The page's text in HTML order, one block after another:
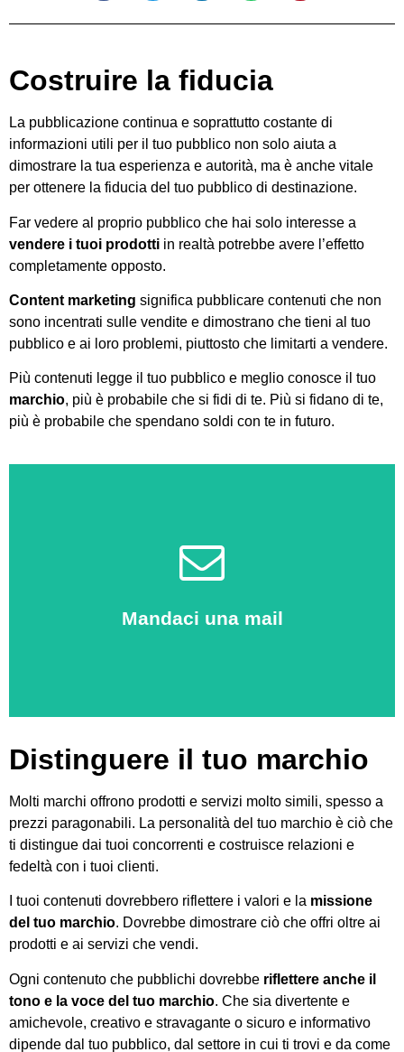
Costruire la fiducia
La pubblicazione continua e soprattutto costante di
informazioni utili per il tuo pubblico non solo aiuta a
dimostrare la tua esperienza e autorità, ma è anche vitale
per ottenere la fiducia del tuo pubblico di destinazione.
Far vedere al proprio pubblico che hai solo interesse a
vendere i tuoi prodotti in realtà potrebbe avere l’effetto
completamente opposto.
Content marketing significa pubblicare contenuti che non
sono incentrati sulle vendite e dimostrano che tieni al tuo
pubblico e ai loro problemi, piuttosto che limitarti a vendere.
Più contenuti legge il tuo pubblico e meglio conosce il tuo
marchio, più è probabile che si fidi di te. Più si fidano di te,
più è probabile che spendano soldi con te in futuro.
Mandaci una mail
Saremo felici di aiutarti!
Clicca qui
Distinguere il tuo marchio
Molti marchi offrono prodotti e servizi molto simili, spesso a
prezzi paragonabili. La personalità del tuo marchio è ciò che
ti distingue dai tuoi concorrenti e costruisce relazioni e
fedeltà con i tuoi clienti.
I tuoi contenuti dovrebbero riflettere i valori e la missione
del tuo marchio. Dovrebbe dimostrare ciò che offri oltre ai
prodotti e ai servizi che vendi.
Ogni contenuto che pubblichi dovrebbe riflettere anche il
tono e la voce del tuo marchio. Che sia divertente e
amichevole, creativo e stravagante o sicuro e informativo
dipende dal tuo pubblico, dal settore in cui ti trovi e da come